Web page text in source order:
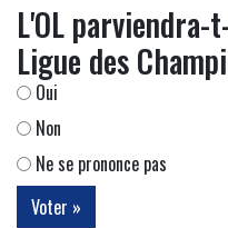
L'OL
Ligue des
Oui
Non
Ne se prononce pas